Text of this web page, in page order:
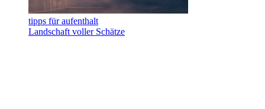
tipps für aufenthalt
Landschaft voller Schätze